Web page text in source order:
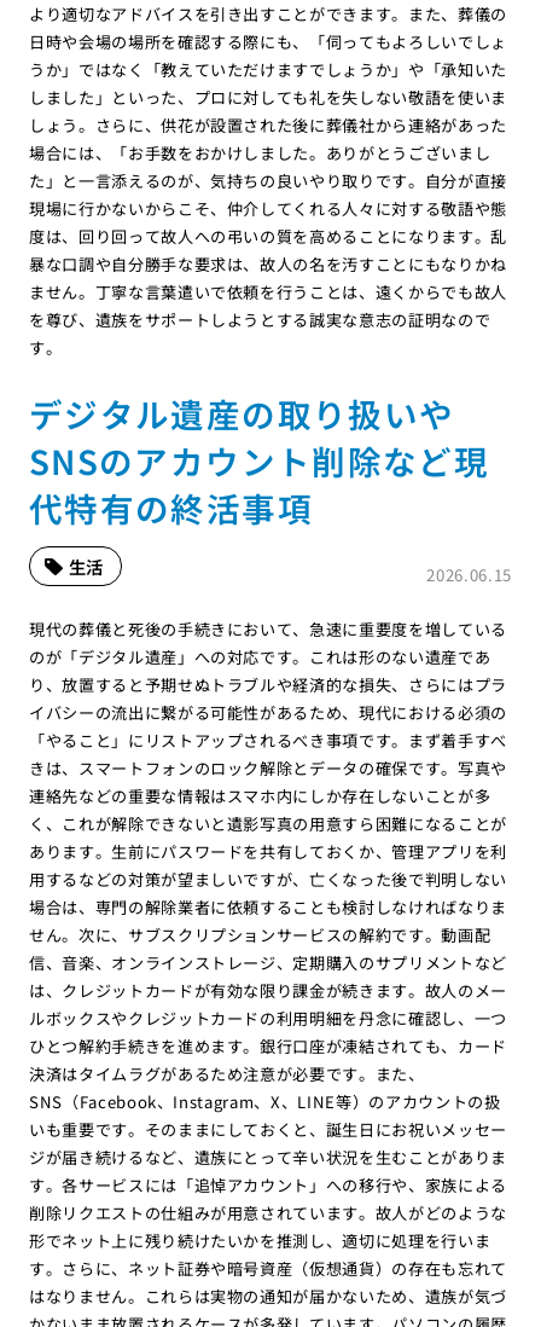
より適切なアドバイスを引き出すことができます。また、葬儀の
日時や会場の場所を確認する際にも、「伺ってもよろしいでしょ
うか」ではなく「教えていただけますでしょうか」や「承知いた
しました」といった、プロに対しても礼を失しない敬語を使いま
しょう。さらに、供花が設置された後に葬儀社から連絡があった
場合には、「お手数をおかけしました。ありがとうございまし
た」と一言添えるのが、気持ちの良いやり取りです。自分が直接
現場に行かないからこそ、仲介してくれる人々に対する敬語や態
度は、回り回って故人への弔いの質を高めることになります。乱
暴な口調や自分勝手な要求は、故人の名を汚すことにもなりかね
ません。丁寧な言葉遣いで依頼を行うことは、遠くからでも故人
を尊び、遺族をサポートしようとする誠実な意志の証明なので
す。
デジタル遺産の取り扱いや
SNSのアカウント削除など現
代特有の終活事項
2026.06.15
生活
現代の葬儀と死後の手続きにおいて、急速に重要度を増している
のが「デジタル遺産」への対応です。これは形のない遺産であ
り、放置すると予期せぬトラブルや経済的な損失、さらにはプラ
イバシーの流出に繋がる可能性があるため、現代における必須の
「やること」にリストアップされるべき事項です。まず着手すべ
きは、スマートフォンのロック解除とデータの確保です。写真や
連絡先などの重要な情報はスマホ内にしか存在しないことが多
く、これが解除できないと遺影写真の用意すら困難になることが
あります。生前にパスワードを共有しておくか、管理アプリを利
用するなどの対策が望ましいですが、亡くなった後で判明しない
場合は、専門の解除業者に依頼することも検討しなければなりま
せん。次に、サブスクリプションサービスの解約です。動画配
信、音楽、オンラインストレージ、定期購入のサプリメントなど
は、クレジットカードが有効な限り課金が続きます。故人のメー
ルボックスやクレジットカードの利用明細を丹念に確認し、一つ
ひとつ解約手続きを進めます。銀行口座が凍結されても、カード
決済はタイムラグがあるため注意が必要です。また、
SNS（Facebook、Instagram、X、LINE等）のアカウントの扱
いも重要です。そのままにしておくと、誕生日にお祝いメッセー
ジが届き続けるなど、遺族にとって辛い状況を生むことがありま
す。各サービスには「追悼アカウント」への移行や、家族による
削除リクエストの仕組みが用意されています。故人がどのような
形でネット上に残り続けたいかを推測し、適切に処理を行いま
す。さらに、ネット証券や暗号資産（仮想通貨）の存在も忘れて
はなりません。これらは実物の通知が届かないため、遺族が気づ